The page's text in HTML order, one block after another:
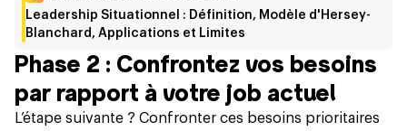
Leadership Situationnel : Définition, Modèle d'Hersey-
Blanchard, Applications et Limites
Phase 2 : Confrontez vos besoins
par rapport à votre job actuel
L’étape suivante ? Confronter ces besoins prioritaires